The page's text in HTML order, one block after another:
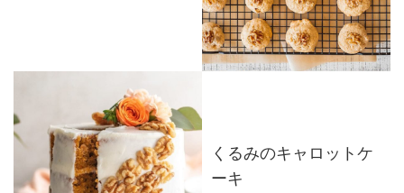
くるみのキャロットケ
ーキ